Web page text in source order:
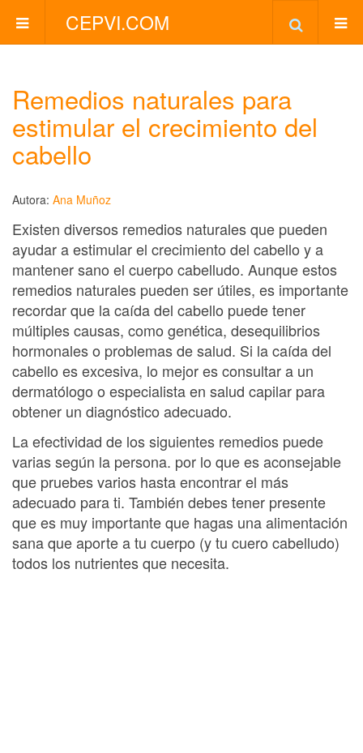
CEPVI.COM
Remedios naturales para
estimular el crecimiento del
cabello
Autora: Ana Muñoz
Existen diversos remedios naturales que pueden
ayudar a estimular el crecimiento del cabello y a
mantener sano el cuerpo cabelludo. Aunque estos
remedios naturales pueden ser útiles, es importante
recordar que la caída del cabello puede tener
múltiples causas, como genética, desequilibrios
hormonales o problemas de salud. Si la caída del
cabello es excesiva, lo mejor es consultar a un
dermatólogo o especialista en salud capilar para
obtener un diagnóstico adecuado.
La efectividad de los siguientes remedios puede
varias según la persona. por lo que es aconsejable
que pruebes varios hasta encontrar el más
adecuado para ti. También debes tener presente
que es muy importante que hagas una alimentación
sana que aporte a tu cuerpo (y tu cuero cabelludo)
todos los nutrientes que necesita.